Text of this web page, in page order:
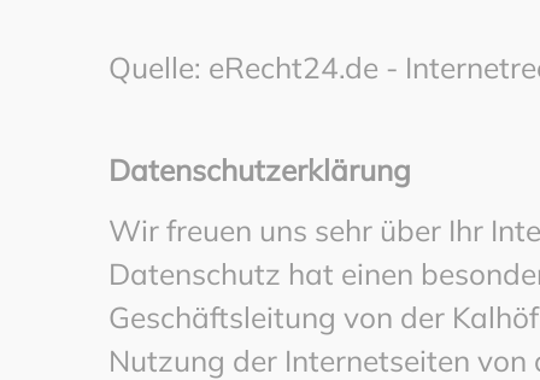
Quelle: eRecht24.de -
Datenschutzerklärung
Wir freuen uns sehr über Ihr
Datenschutz hat einen
Geschäftsleitung von der
Nutzung der Internetseiten